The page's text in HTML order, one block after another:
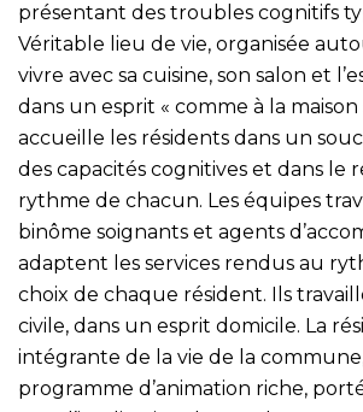
présentant des troubles cognitifs
Véritable lieu de vie, organisée
vivre avec sa cuisine, son salon et
dans un esprit « comme à la maison
accueille les résidents dans un
des capacités cognitives et dans le
rythme de chacun. Les équipes
binôme soignants et agents
adaptent les services rendus au
choix de chaque résident. Ils
civile, dans un esprit domicile. La
intégrante de la vie de la
programme d’animation riche,